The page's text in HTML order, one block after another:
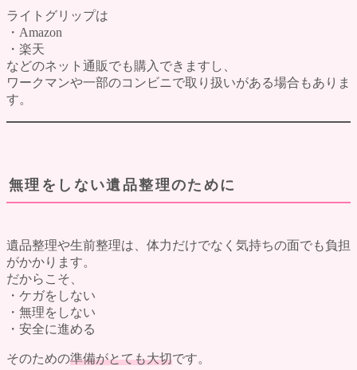
ライトグリップは
・Amazon
・楽天
などのネット通販でも購入できますし、
ワークマンや一部のコンビニで取り扱いがある場合もありま
す。
無理をしない遺品整理のために
遺品整理や生前整理は、体力だけでなく気持ちの面でも負担
がかかります。
だからこそ、
・ケガをしない
・無理をしない
・安全に進める
そのための準備がとても大切です。